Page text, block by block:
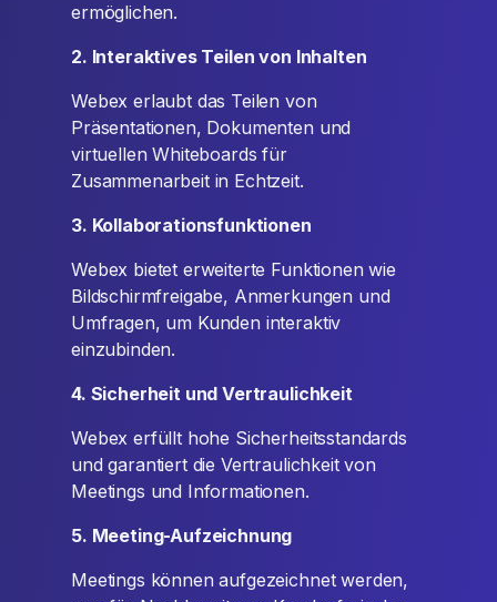
ermöglichen.
2. Interaktives Teilen von Inhalten
Webex erlaubt das Teilen von
Präsentationen, Dokumenten und
virtuellen Whiteboards für
Zusammenarbeit in Echtzeit.
3. Kollaborationsfunktionen
Webex bietet erweiterte Funktionen wie
Bildschirmfreigabe, Anmerkungen und
Umfragen, um Kunden interaktiv
einzubinden.
4. Sicherheit und Vertraulichkeit
Webex erfüllt hohe Sicherheitsstandards
und garantiert die Vertraulichkeit von
Meetings und Informationen.
5. Meeting-Aufzeichnung
Meetings können aufgezeichnet werden,